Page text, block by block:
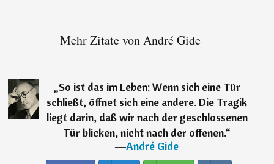
Mehr Zitate von André Gide
„So ist das im Leben: Wenn sich eine Tür
schließt, öffnet sich eine andere. Die Tragik
liegt darin, daß wir nach der geschlossenen
Tür blicken, nicht nach der offenen.“
―André Gide